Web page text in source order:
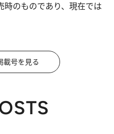
のものであり、現在では
載号を見る